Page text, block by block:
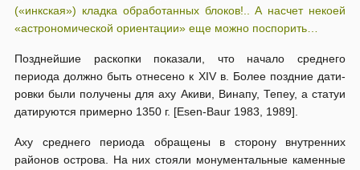
(«инкская») кладка обработанных блоков!.. А насчет некоей
«астрономической ориентации» еще можно поспорить…
Позднейшие раскопки показали, что начало среднего
периода должно быть отнесено к XIV в. Более поздние дати­
ровки были получены для аху Акиви, Винапу, Тепеу, а статуи
датируются примерно 1350 г. [Esen-Baur 1983, 1989].
Аху среднего периода обращены в сторону внутренних
районов ос­тро­ва. На них стояли монументальные каменные